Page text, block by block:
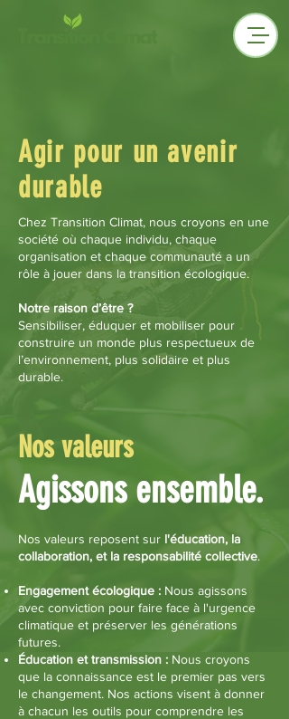
Agir pour un avenir
durable
Chez Transition Climat, nous croyons en une
société où chaque individu, chaque
organisation et chaque communauté a un
rôle à jouer dans la transition écologique.
Notre raison d’être ?
Sensibiliser, éduquer et mobiliser pour
construire un monde plus respectueux de
l’environnement, plus solidaire et plus
durable.
Nos valeurs
Agissons ensemble.
Nos valeurs reposent sur l'éducation, la
collaboration, et la responsabilité collective.
Engagement écologique : Nous agissons
avec conviction pour faire face à l'urgence
climatique et préserver les générations
futures.
Éducation et transmission : Nous croyons
que la connaissance est le premier pas vers
le changement. Nos actions visent à donner
à chacun les outils pour comprendre les